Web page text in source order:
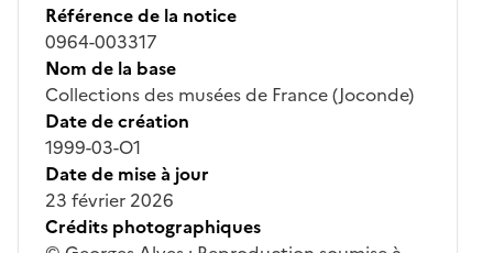
Référence de la notice
0964-003317
Nom de la base
Collections des musées de France (Joconde)
Date de création
1999-03-O1
Date de mise à jour
23 février 2026
Crédits photographiques